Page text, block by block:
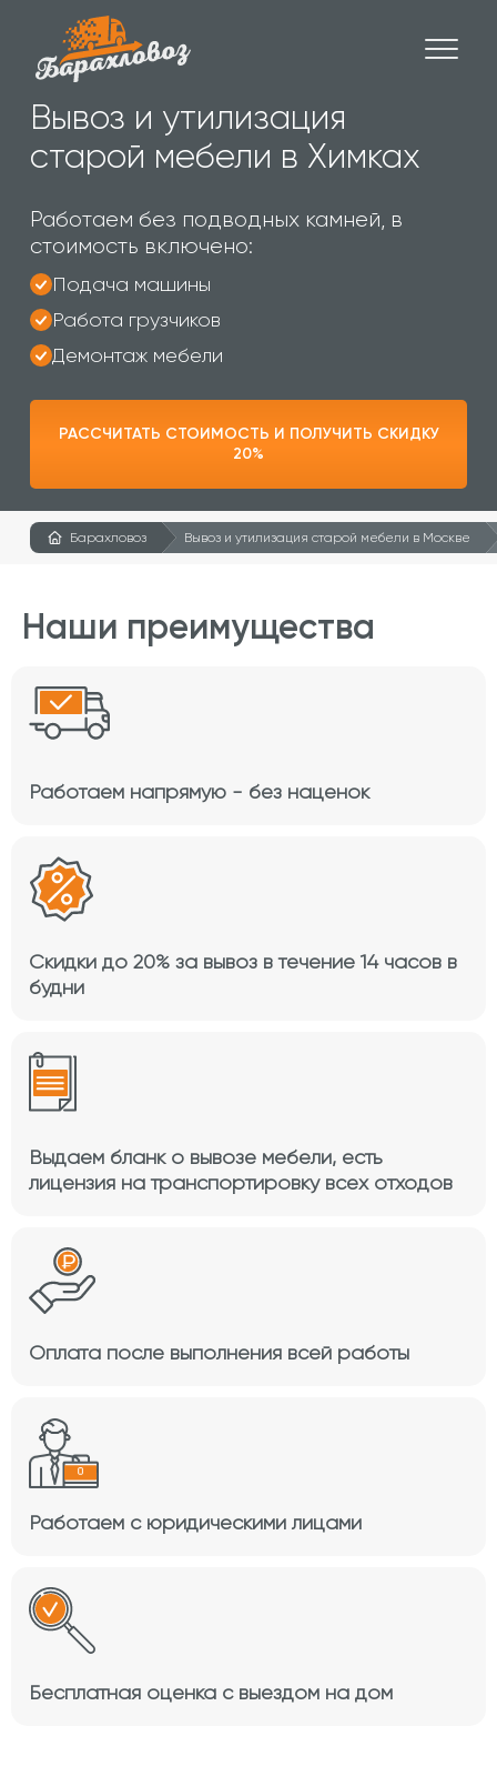
Вывоз и утилизация
старой мебели в Химках
Работаем без подводных камней, в
стоимость включено:
Подача машины
Работа грузчиков
Демонтаж мебели
РАССЧИТАТЬ СТОИМОСТЬ И ПОЛУЧИТЬ СКИДКУ
20%
Барахловоз Вывоз и утилизация старой мебели в Москве
Наши преимущества
Работаем напрямую - без наценок
Скидки до 20% за вывоз в течение 14 часов в
будни
Выдаем бланк о вывозе мебели, есть
лицензия на транспортировку всех отходов
Оплата после выполнения всей работы
Работаем с юридическими лицами
Бесплатная оценка с выездом на дом